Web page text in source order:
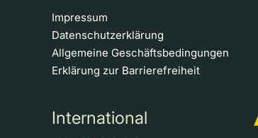
Impressum
Datenschutzerklärung
Allgemeine Geschäftsbedingungen
Erklärung zur Barrierefreiheit
International